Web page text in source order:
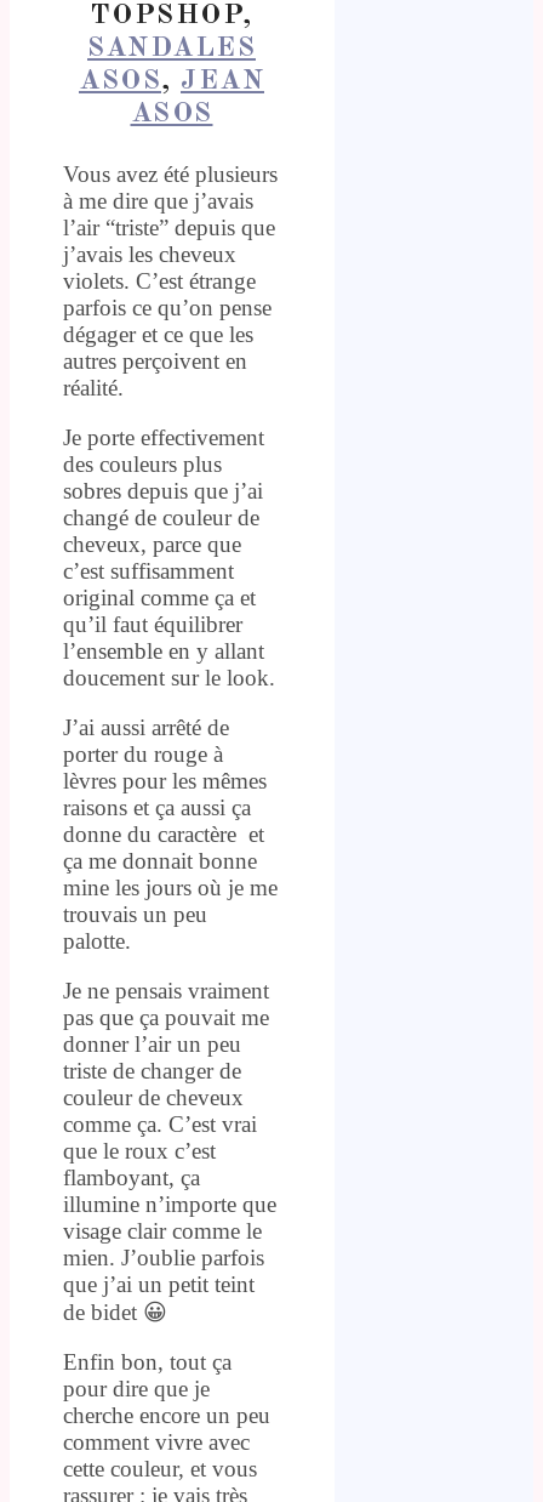
TOPSHOP,
SANDALES
ASOS, JEAN
ASOS
Vous avez été plusieurs
à me dire que j’avais
l’air “triste” depuis que
j’avais les cheveux
violets. C’est étrange
parfois ce qu’on pense
dégager et ce que les
autres perçoivent en
réalité.
Je porte effectivement
des couleurs plus
sobres depuis que j’ai
changé de couleur de
cheveux, parce que
c’est suffisamment
original comme ça et
qu’il faut équilibrer
l’ensemble en y allant
doucement sur le look.
J’ai aussi arrêté de
porter du rouge à
lèvres pour les mêmes
raisons et ça aussi ça
donne du caractère et
ça me donnait bonne
mine les jours où je me
trouvais un peu
palotte.
Je ne pensais vraiment
pas que ça pouvait me
donner l’air un peu
triste de changer de
couleur de cheveux
comme ça. C’est vrai
que le roux c’est
flamboyant, ça
illumine n’importe que
visage clair comme le
mien. J’oublie parfois
que j’ai un petit teint
de bidet 😀
Enfin bon, tout ça
pour dire que je
cherche encore un peu
comment vivre avec
cette couleur, et vous
rassurer : je vais très